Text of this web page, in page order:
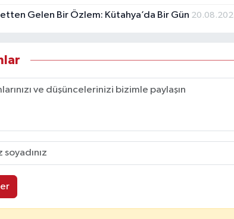
Gelen Bir Özlem: Kütahya’da Bir Gün